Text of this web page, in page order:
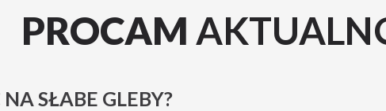
PROCAM
SŁABE GLEBY?